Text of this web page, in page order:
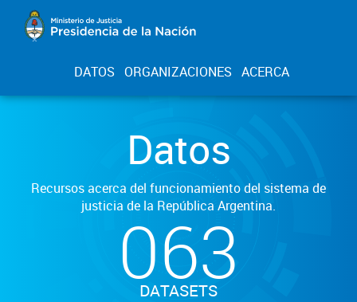
DATOS ORGANIZACIONES ACERCA
Datos
Recursos acerca del funcionamiento del sistema de
justicia de la República Argentina.
063
DATASETS